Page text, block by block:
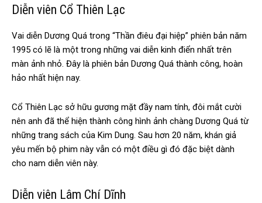
Diễn viên Cổ Thiên Lạc
Vai diễn Dương Quá trong “Thần điêu đại hiệp” phiên bản năm
1995 có lẽ là một trong những vai diễn kinh điển nhất trên
màn ảnh nhỏ. Đây là phiên bản Dương Quá thành công, hoàn
hảo nhất hiện nay.
Cổ Thiên Lạc sở hữu gương mặt đầy nam tính, đôi mắt cười
nên anh đã thể hiện thành công hình ảnh chàng Dương Quá từ
những trang sách của Kim Dung. Sau hơn 20 năm, khán giả
yêu mến bộ phim này vẫn có một điều gì đó đặc biệt dành
cho nam diễn viên này.
Diễn viên Lâm Chí Dĩnh